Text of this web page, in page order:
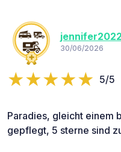
jennifer2022
30/06/2026
5/5
Paradies, gleicht einem
gepflegt, 5 sterne sind